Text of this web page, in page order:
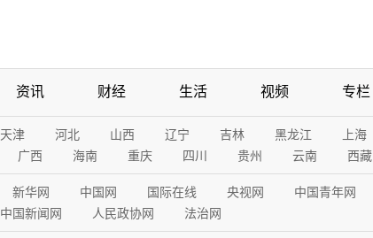
资讯 财经 生活 视频 专栏
天津 河北 山西 辽宁 吉林 黑龙江 上海
广西 海南 重庆 四川 贵州 云南 西藏
新华网 中国网 国际在线 央视网 中国青年网
中国新闻网 人民政协网 法治网